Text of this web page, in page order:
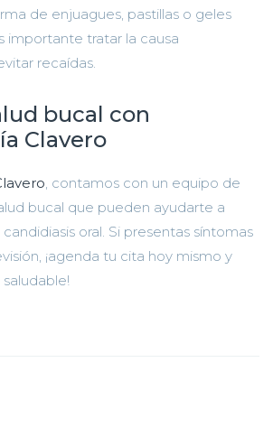
de enjuagues, pastillas o geles
importante tratar la causa
recaídas.
bucal con
Clavero
, contamos con un equipo de
bucal que pueden ayudarte a
oral. Si presentas síntomas
¡agenda tu cita hoy mismo y